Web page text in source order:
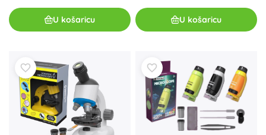
U košaricu U košaricu